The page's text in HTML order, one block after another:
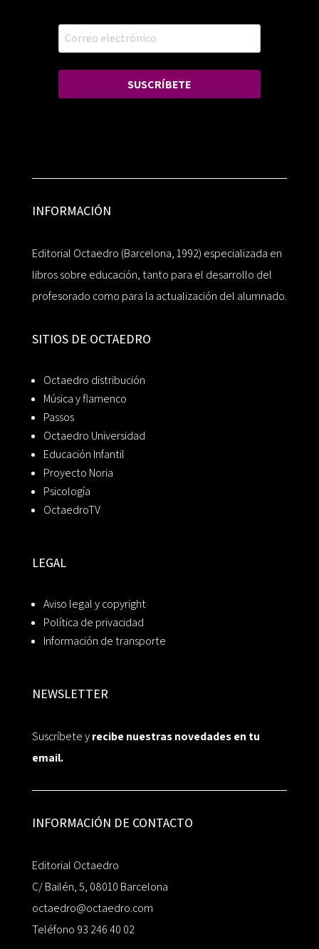
SUSCRÍBETE
INFORMACIÓN
Editorial Octaedro (Barcelona, 1992) especializada en
libros sobre educación, tanto para el desarrollo del
profesorado como para la actualización del alumnado.
SITIOS DE OCTAEDRO
Octaedro distribución
Música y flamenco
Passos
Octaedro Universidad
Educación Infantil
Proyecto Noria
Psicología
OctaedroTV
LEGAL
Aviso legal y copyright
Política de privacidad
Información de transporte
NEWSLETTER
Suscríbete yrecibe nuestras novedades en tu
email.
INFORMACIÓN DE CONTACTO
Editorial Octaedro
C/ Bailén, 5, 08010 Barcelona
octaedro@octaedro.com
Teléfono 93 246 40 02